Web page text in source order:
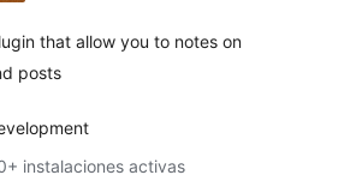
that allow you to notes on
posts
instalaciones activas